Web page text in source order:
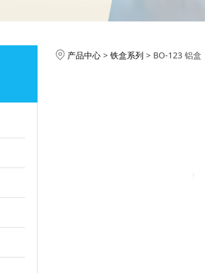
BO-123 铝盒
产品中心> 铁盒系列 > BO-123 铝盒